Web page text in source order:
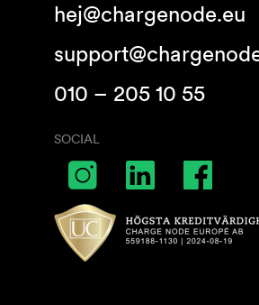
hej@chargenode.eu
010 – 205 10 55
SOCIAL